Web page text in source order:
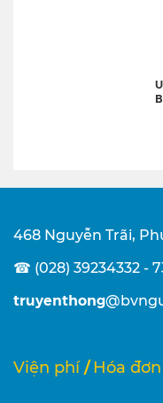
468 Nguyễn Trãi,
☎ (028) 39234332 -
truyenthong
Viện phí / Hóa